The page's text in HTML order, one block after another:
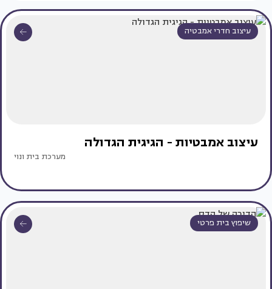
עיצוב חדרי אמבטיה
עיצוב אמבטיות - הגיגית הגדולה
מערכת בית ונוי
שיפוץ בית פרטי